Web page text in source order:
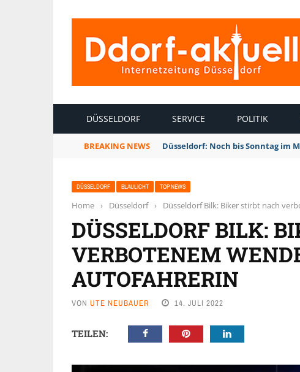
DÜSSELDORF SERVICE POLITIK
BREAKING NEWS Düsseldorf: Noch bis Sonntag im
DÜSSELDORF BLAULICHT TOP NEWS
Home › Düsseldorf › Düsseldorf Bilk: Biker stirbt nach
DÜSSELDORF BILK:
VERBOTENEM
AUTOFAHRERIN
VON UTE NEUBAUER 14. JULI 2022
TEILEN: